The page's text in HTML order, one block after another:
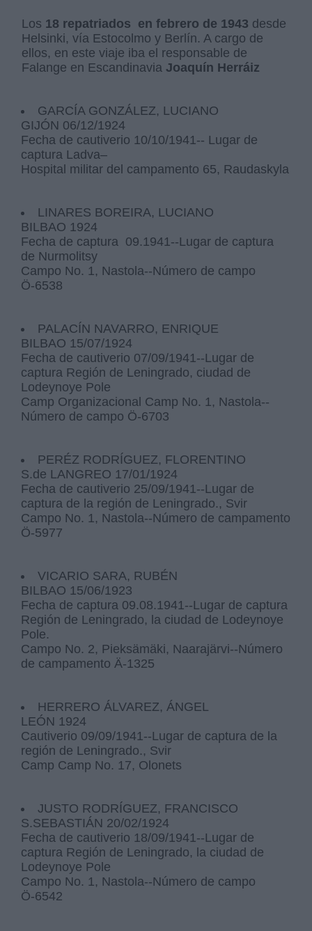
Los 18 repatriados en febrero de 1943 desde
Helsinki, vía Estocolmo y Berlín. A cargo de
ellos, en este viaje iba el responsable de
Falange en Escandinavia Joaquín Herráiz
GARCÍA GONZÁLEZ, LUCIANO
GIJÓN 06/12/1924
Fecha de cautiverio 10/10/1941-- Lugar de
captura Ladva–
Hospital militar del campamento 65, Raudaskyla
LINARES BOREIRA, LUCIANO
BILBAO 1924
Fecha de captura 09.1941--Lugar de captura
de Nurmolitsy
Campo No. 1, Nastola--Número de campo
Ö-6538
PALACÍN NAVARRO, ENRIQUE
BILBAO 15/07/1924
Fecha de cautiverio 07/09/1941--Lugar de
captura Región de Leningrado, ciudad de
Lodeynoye Pole
Camp Organizacional Camp No. 1, Nastola--
Número de campo Ö-6703
PERÉZ RODRÍGUEZ, FLORENTINO
S.de LANGREO 17/01/1924
Fecha de cautiverio 25/09/1941--Lugar de
captura de la región de Leningrado., Svir
Campo No. 1, Nastola--Número de campamento
Ö-5977
VICARIO SARA, RUBÉN
BILBAO 15/06/1923
Fecha de captura 09.08.1941--Lugar de captura
Región de Leningrado, la ciudad de Lodeynoye
Pole.
Campo No. 2, Pieksämäki, Naarajärvi--Número
de campamento Ä-1325
HERRERO ÁLVAREZ, ÁNGEL
LEÓN 1924
Cautiverio 09/09/1941--Lugar de captura de la
región de Leningrado., Svir
Camp Camp No. 17, Olonets
JUSTO RODRÍGUEZ, FRANCISCO
S.SEBASTIÁN 20/02/1924
Fecha de cautiverio 18/09/1941--Lugar de
captura Región de Leningrado, la ciudad de
Lodeynoye Pole
Campo No. 1, Nastola--Número de campo
Ö-6542